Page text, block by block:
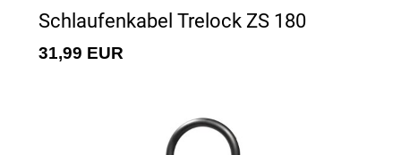
Schlaufenkabel Trelock ZS 180
31,99 EUR